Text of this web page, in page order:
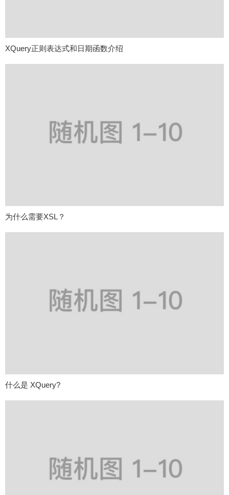
XQuery正则表达式和日期函数介绍
为什么需要XSL？
什么是 XQuery?